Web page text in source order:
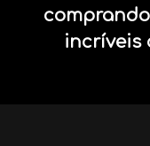
incríveis